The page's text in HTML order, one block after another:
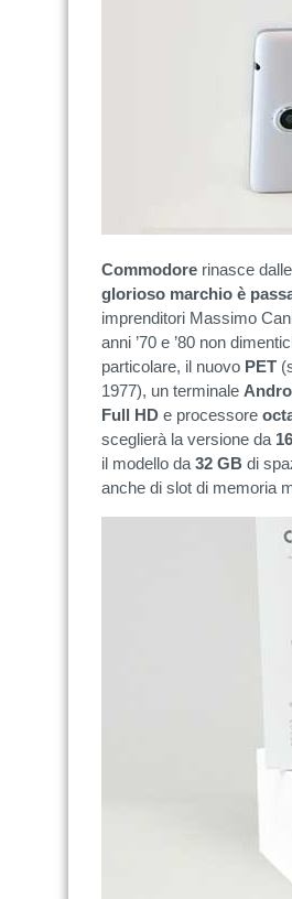
Commodore rinasce
glorioso marchio è
imprenditori Massimo
anni ’70 e ’80 non
particolare, il nuovo PET
1977), un terminale
Full HD e processore
sceglierà la versione da
il modello da 32 GB di
anche di slot di memoria